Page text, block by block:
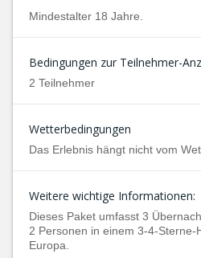
Mindestalter 18 Jahre.
Bedingungen zur Teilnehmer-
2 Teilnehmer
Wetterbedingungen
Das Erlebnis hängt nicht vom
Weitere wichtige Informationen:
Dieses Paket umfasst 3
2 Personen in einem 3-4-Sterne-
Europa.